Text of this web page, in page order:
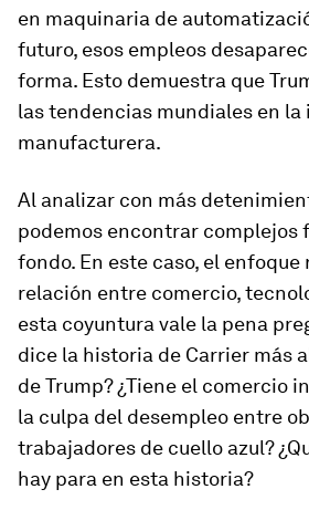
en maquinaria de
futuro, esos empleos
forma. Esto demuestra que
las tendencias mundiales en la
manufacturera.
Al analizar con más
podemos encontrar complejos
fondo. En este caso, el enfoque
relación entre comercio,
esta coyuntura vale la pena
dice la historia de Carrier más
de Trump? ¿Tiene el comercio
la culpa del desempleo entre
trabajadores de cuello azul?
hay para en esta historia?